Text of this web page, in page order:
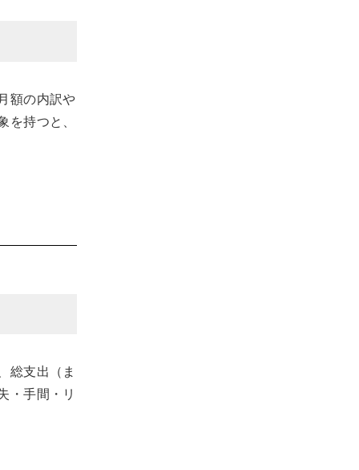
額の内訳や
持つと、
総支出（ま
・手間・リ